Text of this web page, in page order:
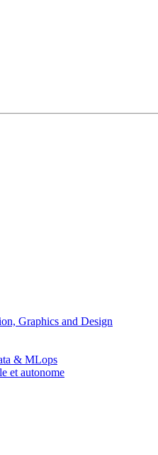
Graphics and Design
& MLops
et autonome